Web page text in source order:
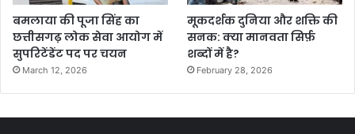
बमलाया की पूजा सिंह का
छत्तीसगढ़ लोक सेवा आयोग में
सुपरिटेंडेंट पद पर चयन
March 12, 2026
मूकदर्शक दुनिया और शक्ति की
सनक: क्या मानवता सिर्फ़
शब्दों में है?
February 28, 2026